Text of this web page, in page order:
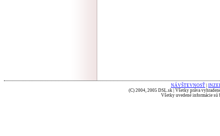
NÁVŠTEVNOSŤ
(C) 2004, 2005 DSL.sk | Všetky práva
Všetky uvedené informácie sú